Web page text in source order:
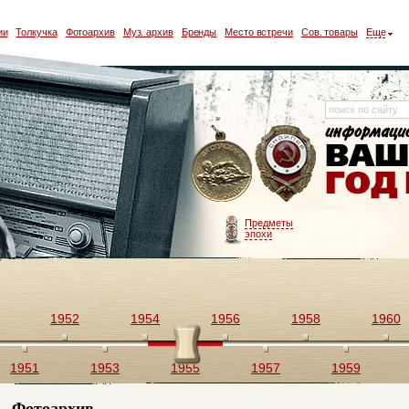
Толкучка Фотоархив Муз. архив Бренды Место встречи Сов. товары Еще
Предметы
эпохи
1951
1952
1953
1954
1955
1956
1957
1958
1959
1960